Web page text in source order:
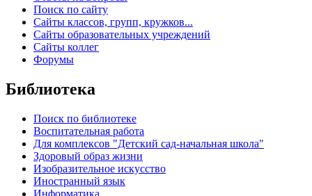
Поиск по сайту
Сайты классов, групп, кружков...
Сайты образовательных учреждений
Сайты коллег
Форумы
Библиотека
Поиск по библиотеке
Воспитательная работа
Для комплексов "Детский сад-начальная школа"
Здоровый образ жизни
Изобразительное искусство
Иностранный язык
Информатика